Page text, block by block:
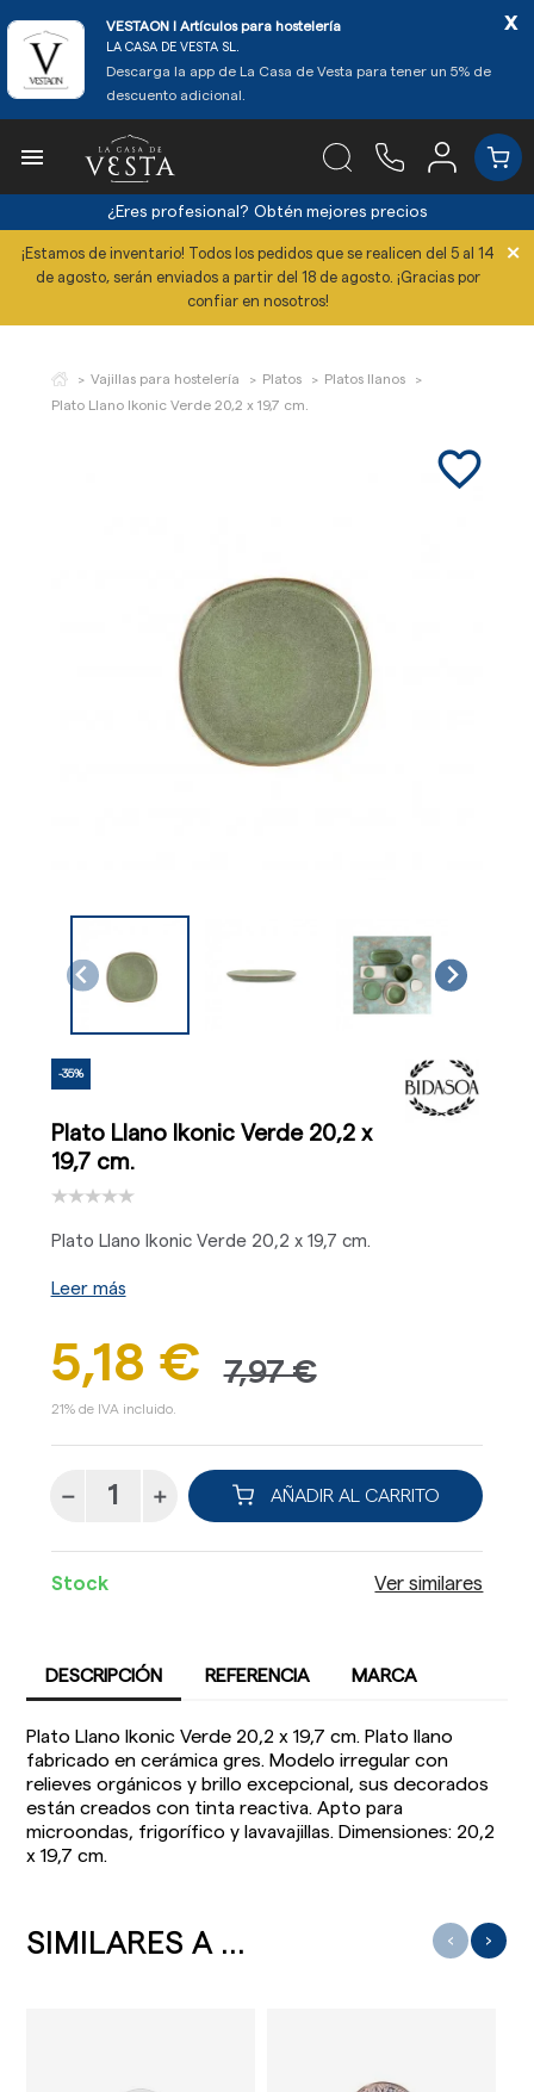
VESTAON l Artículos para hostelería
LA CASA DE VESTA SL.
Descarga la app de La Casa de Vesta para tener un 5% de
descuento adicional.
x

¿Eres profesional? Obtén mejores precios
¡Estamos de inventario! Todos los pedidos que se realicen del 5 al 14
de agosto, serán enviados a partir del 18 de agosto. ¡Gracias por
confiar en nosotros!
×
Vajillas para hostelería Platos
Platos llanos
Plato Llano Ikonic Verde 20,2 x 19,7 cm.
favorite_border
-35%
Plato Llano Ikonic Verde 20,2 x
19,7 cm.
Plato Llano Ikonic Verde 20,2 x 19,7 cm.
Leer más
5,18 € 7,97 €
21% de IVA incluido.
AÑADIR AL CARRITO
Stock Ver similares
DESCRIPCIÓN REFERENCIA MARCA
Plato Llano Ikonic Verde 20,2 x 19,7 cm. Plato llano
fabricado en cerámica gres. Modelo irregular con
relieves orgánicos y brillo excepcional, sus decorados
están creados con tinta reactiva. Apto para
microondas, frigorífico y lavavajillas. Dimensiones: 20,2
x 19,7 cm.
SIMILARES A ... ‹ ›